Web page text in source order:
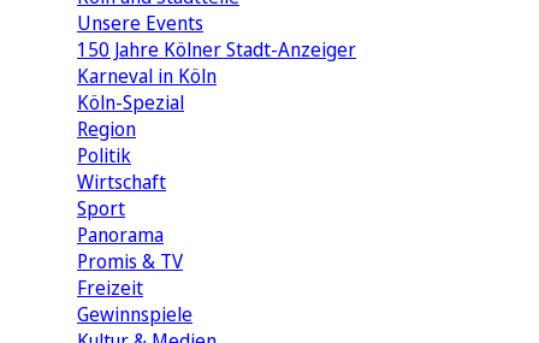
Unsere Events
150 Jahre Kölner Stadt-Anzeiger
Karneval in Köln
Köln-Spezial
Region
Politik
Wirtschaft
Sport
Panorama
Promis & TV
Freizeit
Gewinnspiele